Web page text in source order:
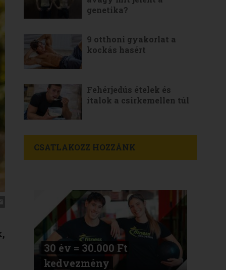
genetika?
9 otthoni gyakorlat a
kockás hasért
Fehérjedús ételek és
italok a csirkemellen túl
CSATLAKOZZ HOZZÁNK
30 év = 30.000 Ft
kedvezmény